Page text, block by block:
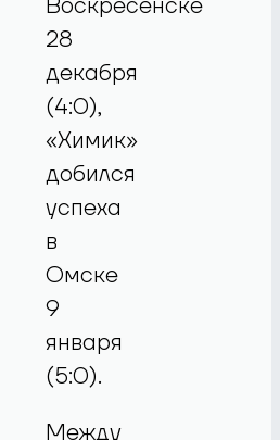
Воскресенске
28
декабря
(4:0),
«Химик»
добился
успеха
в
Омске
9
января
(5:0).
Между